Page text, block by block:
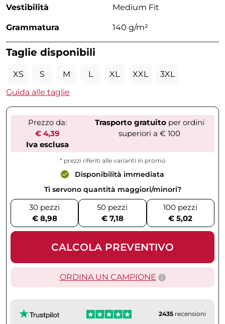
Vestibilità Medium Fit
Grammatura 140 g/m²
Taglie disponibili
XS S M L XL XXL
3XL
Guida alle taglie
Prezzo da:
€ 4,39
Iva esclusa
Trasporto gratuitoper ordini
superiori a € 100
* prezzi riferiti alle varianti in promo
Disponibilità immediata
Ti servono quantità maggiori/minori?
30 pezzi
€ 8,98
50 pezzi
€ 7,18
100 pezzi
€ 5,02
CALCOLA PREVENTIVO
ORDINA UN CAMPIONE
2435 recensioni